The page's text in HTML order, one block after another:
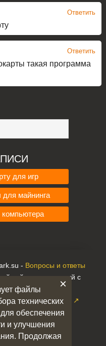
Ответить
Ответить
такая программа
для игр
для майнинга
компьютера
- Вопросы и ответы
сайт, не связанный с
—www.geeks3d.com ↗
принадлежат их
за
×
файлы
технических
обеспечения
и улучшения
Продолжая